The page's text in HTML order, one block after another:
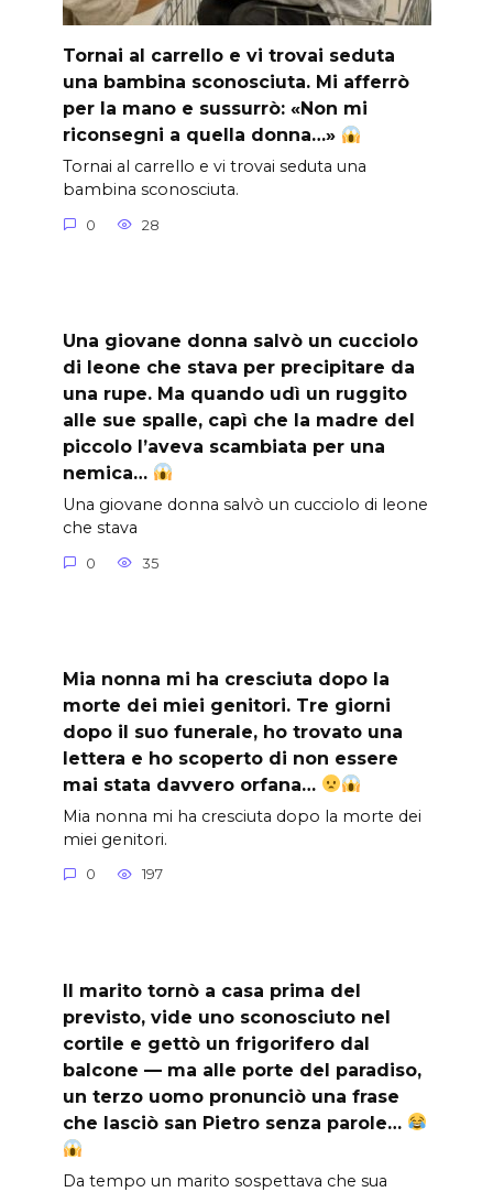
Tornai al carrello e vi trovai seduta
una bambina sconosciuta. Mi afferrò
per la mano e sussurrò: «Non mi
riconsegni a quella donna…»
Tornai al carrello e vi trovai seduta una
bambina sconosciuta.
0 28
Una giovane donna salvò un cucciolo
di leone che stava per precipitare da
una rupe. Ma quando udì un ruggito
alle sue spalle, capì che la madre del
piccolo l’aveva scambiata per una
nemica…
Una giovane donna salvò un cucciolo di leone
che stava
0 35
Mia nonna mi ha cresciuta dopo la
morte dei miei genitori. Tre giorni
dopo il suo funerale, ho trovato una
lettera e ho scoperto di non essere
mai stata davvero orfana…
Mia nonna mi ha cresciuta dopo la morte dei
miei genitori.
0 197
Il marito tornò a casa prima del
previsto, vide uno sconosciuto nel
cortile e gettò un frigorifero dal
balcone — ma alle porte del paradiso,
un terzo uomo pronunciò una frase
che lasciò san Pietro senza parole…
Da tempo un marito sospettava che sua